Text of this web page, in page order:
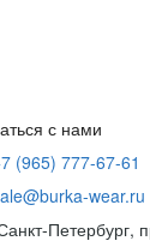
с нами
(965) 777-67-61
wear.ru
Петербург,